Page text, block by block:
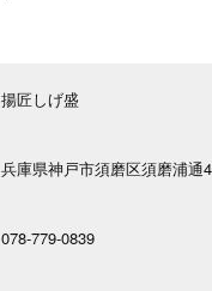
揚匠しげ盛
兵庫県神戸市須磨区須磨浦通
078-779-0839